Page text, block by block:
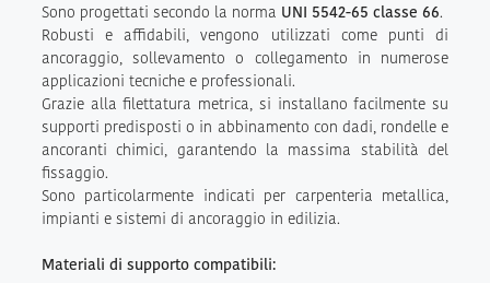
Sono progettati secondo la norma UNI 5542-65 classe 66.
Robusti e affidabili, vengono utilizzati come punti di
ancoraggio, sollevamento o collegamento in numerose
applicazioni tecniche e professionali.
Grazie alla filettatura metrica, si installano facilmente su
supporti predisposti o in abbinamento con dadi, rondelle e
ancoranti chimici, garantendo la massima stabilità del
fissaggio.
Sono particolarmente indicati per carpenteria metallica,
impianti e sistemi di ancoraggio in edilizia.
Materiali di supporto compatibili: